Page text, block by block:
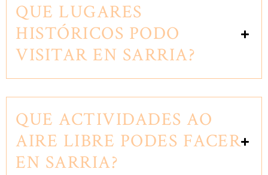
QUE LUGARES
HISTÓRICOS PODO
VISITAR EN SARRIA?
QUE ACTIVIDADES AO
AIRE LIBRE PODES FACER
EN SARRIA?